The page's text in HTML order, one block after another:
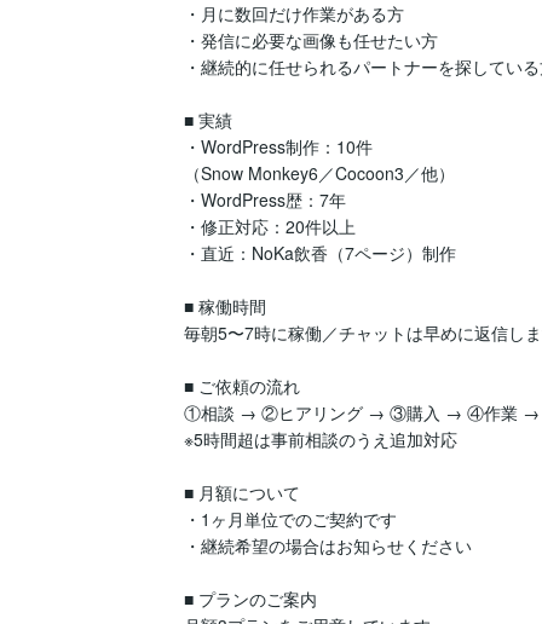
・月に数回だけ作業がある方
・発信に必要な画像も任せたい方
・継続的に任せられるパートナーを探してい
■ 実績
・WordPress制作：10件
（Snow Monkey6／Cocoon3／他）
・WordPress歴：7年
・修正対応：20件以上
・直近：NoKa飲香（7ページ）制作
■ 稼働時間
毎朝5〜7時に稼働／チャットは早めに返信しま
■ ご依頼の流れ
①相談 → ②ヒアリング → ③購入 → ④作業
※5時間超は事前相談のうえ追加対応
■ 月額について
・1ヶ月単位でのご契約です
・継続希望の場合はお知らせください
■ プランのご案内